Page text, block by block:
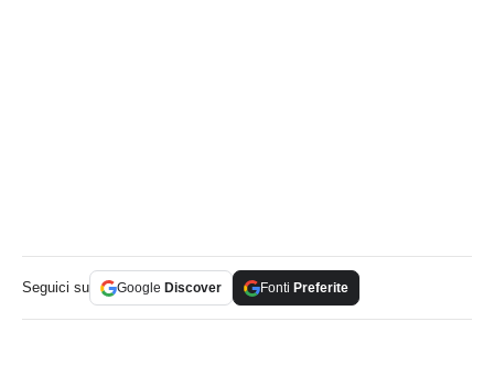
Seguici su Google Discover Fonti Preferite